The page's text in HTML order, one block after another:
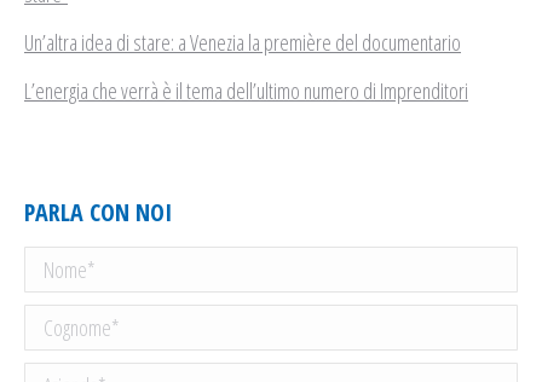
Un’altra idea di stare: a Venezia la première del documentario
L’energia che verrà è il tema dell’ultimo numero di Imprenditori
PARLA CON NOI